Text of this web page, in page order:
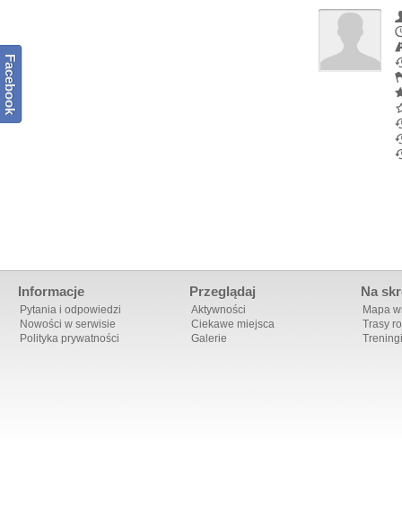
Informacje
Pytania i odpowiedzi
Nowości w serwisie
Polityka prywatności
Przeglądaj
Aktywności
Ciekawe miejsca
Galerie
Na
Mapa
Trasy
Facebook